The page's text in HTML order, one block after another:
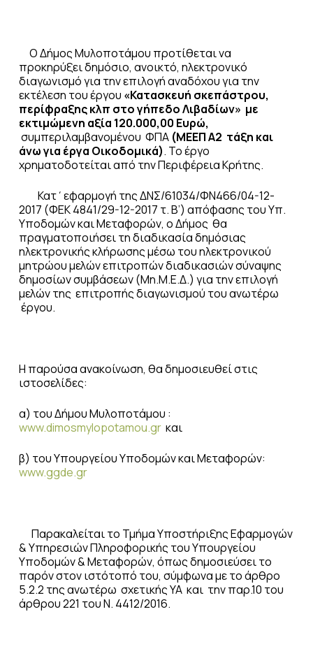
Ο Δήμος Μυλοποτάμου προτίθεται να
προκηρύξει δημόσιο, ανοικτό, ηλεκτρονικό
διαγωνισμό για την επιλογή αναδόχου για την
εκτέλεση του έργου «Κατασκευή σκεπάστρου,
περίφραξης κλπ στο γήπεδο Λιβαδίων» με
εκτιμώμενη αξία 120.000,00 Ευρώ,
συμπεριλαμβανομένου ΦΠΑ (ΜΕΕΠ Α2 τάξη και
άνω για έργα Οικοδομικά). Το έργο
χρηματοδοτείται από την Περιφέρεια Κρήτης.
Κατ΄εφαρμογή της ΔΝΣ/61034/ΦΝ466/04-12-
2017 (ΦΕΚ 4841/29-12-2017 τ. Β’) απόφασης του Υπ.
Υποδομών και Μεταφορών, ο Δήμος θα
πραγματοποιήσει τη διαδικασία δημόσιας
ηλεκτρονικής κλήρωσης μέσω του ηλεκτρονικού
μητρώου μελών επιτροπών διαδικασιών σύναψης
δημοσίων συμβάσεων (Μη.Μ.Ε.Δ.) για την επιλογή
μελών της επιτροπής διαγωνισμού του ανωτέρω
έργου.
Η παρούσα ανακοίνωση, θα δημοσιευθεί στις
ιστοσελίδες:
α) του Δήμου Μυλοποτάμου :
www.dimosmylopotamou.grκαι
β) του Υπουργείου Υποδομών και Μεταφορών:
www.ggde.gr
Παρακαλείται το Τμήμα Υποστήριξης Εφαρμογών
& Υπηρεσιών Πληροφορικής του Υπουργείου
Υποδομών & Μεταφορών, όπως δημοσιεύσει το
παρόν στον ιστότοπό του, σύμφωνα με το άρθρο
5.2.2 της ανωτέρω σχετικής ΥΑ και την παρ.10 του
άρθρου 221 του Ν. 4412/2016.